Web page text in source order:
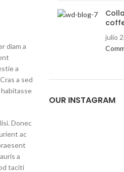
diam a
a
a sed
Donec
ac
a
taciti
julio
OUR INSTAGRAM